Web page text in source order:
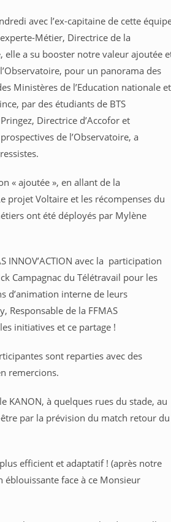
avec l’ex-capitaine de cette
Métier, Directrice de la
a su booster notre valeur ajoutée
pour un panorama des
Ministères de l’Education nationale et
par des étudiants de BTS
Directrice d’Accofor et
de l’Observatoire, a
« ajoutée », en allant de la
projet Voltaire et les récompenses du
ont été déployés par Mylène
INNOV’ACTION avec la participation
Campagnac du Télétravail pour les
d’animation interne de leurs
Responsable de la FFMAS
initiatives et ce partage !
sont reparties avec des
remercions.
KANON, à quelques rues du stade, au
par la prévision du match retour du
efficient et adaptatif ! (après notre
éblouissante face à ce Monsieur